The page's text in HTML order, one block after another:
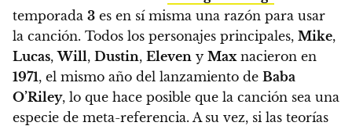
temporada 3 es en sí misma una razón para usar
la canción. Todos los personajes principales, Mike,
Lucas,Will, Dustin, Eleven y Max nacieron en
1971, el mismo año del lanzamiento de Baba
O’Riley, lo que hace posible que la canción sea una
especie de meta-referencia. A su vez, si las teorías